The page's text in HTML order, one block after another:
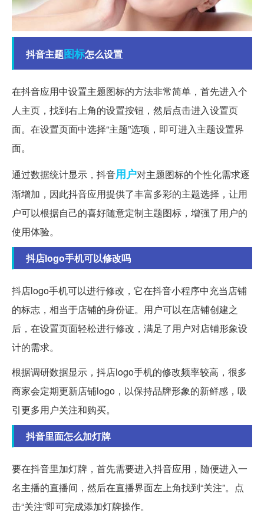
抖音主题图标怎么设置
在抖音应用中设置主题图标的方法非常简单，首先进入个
人主页，找到右上角的设置按钮，然后点击进入设置页
面。在设置页面中选择“主题”选项，即可进入主题设置界
面。
通过数据统计显示，抖音用户对主题图标的个性化需求逐
渐增加，因此抖音应用提供了丰富多彩的主题选择，让用
户可以根据自己的喜好随意定制主题图标，增强了用户的
使用体验。
抖店logo手机可以修改吗
抖店logo手机可以进行修改，它在抖音小程序中充当店铺
的标志，相当于店铺的身份证。用户可以在店铺创建之
后，在设置页面轻松进行修改，满足了用户对店铺形象设
计的需求。
根据调研数据显示，抖店logo手机的修改频率较高，很多
商家会定期更新店铺logo，以保持品牌形象的新鲜感，吸
引更多用户关注和购买。
抖音里面怎么加灯牌
要在抖音里加灯牌，首先需要进入抖音应用，随便进入一
名主播的直播间，然后在直播界面左上角找到“关注”。点
击“关注”即可完成添加灯牌操作。